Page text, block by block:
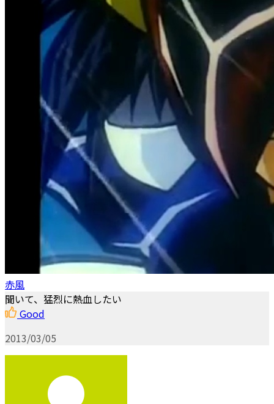
赤風
聞いて、猛烈に熱血したい
Good
2013/03/05